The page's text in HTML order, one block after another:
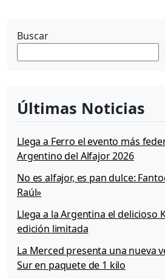
Buscar
Últimas Noticias
Llega a Ferro el evento más
Argentino del Alfajor 2026
No es alfajor, es pan dulce:
Raúl»
Llega a la Argentina el delicioso
edición limitada
La Merced presenta una nueva
Sur en paquete de 1 kilo